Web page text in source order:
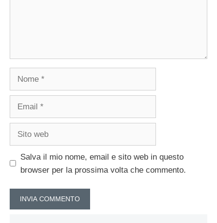
Salva il mio nome, email e sito web in questo
browser per la prossima volta che commento.